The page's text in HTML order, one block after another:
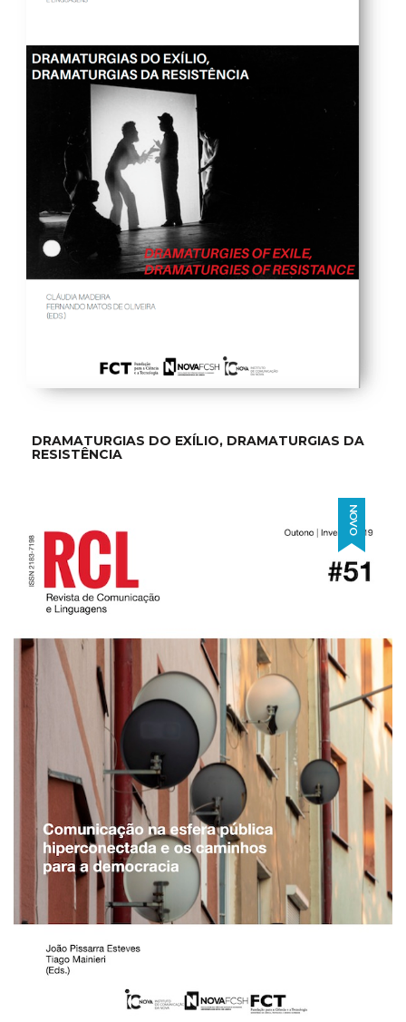
DRAMATURGIAS DO EXÍLIO, DRAMATURGIAS DA
RESISTÊNCIA
NOVO